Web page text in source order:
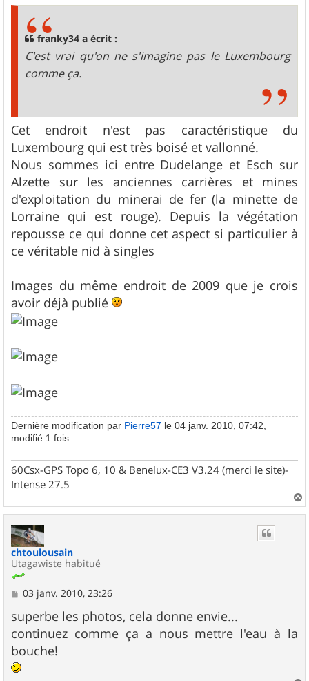
franky34 a écrit :
C'est vrai qu'on ne s'imagine pas le Luxembourg
comme ça.
Cet endroit n'est pas caractéristique du
Luxembourg qui est très boisé et vallonné.
Nous sommes ici entre Dudelange et Esch sur
Alzette sur les anciennes carrières et mines
d'exploitation du minerai de fer (la minette de
Lorraine qui est rouge). Depuis la végétation
repousse ce qui donne cet aspect si particulier à
ce véritable nid à singles
Images du même endroit de 2009 que je crois
avoir déjà publié
Dernière modification par Pierre57 le 04 janv. 2010, 07:42,
modifié 1 fois.
60Csx-GPS Topo 6, 10 & Benelux-CE3 V3.24 (merci le site)-
Intense 27.5
a
chtoulousain
Utagawiste habitué
M
s
s
a
g
e
03 janv. 2010, 23:26
superbe les photos, cela donne envie...
continuez comme ça a nous mettre l'eau à la
bouche!